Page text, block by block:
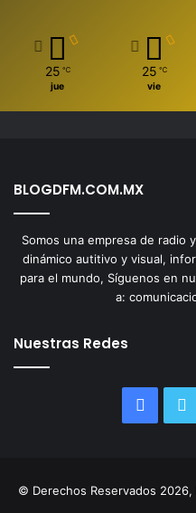
25 ℃
jue
25 ℃
vie
BLOGDFM.COM.MX
Somos una empresa de radio
dinámico autitivo y visual,
para el mundo, Síguenos en
a:
Nuestras Redes
© Derechos Reservados